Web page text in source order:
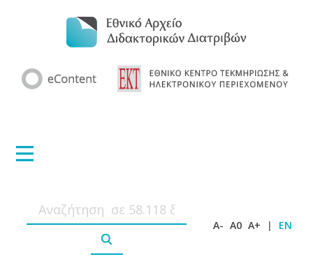
A- A0 A+ | EN